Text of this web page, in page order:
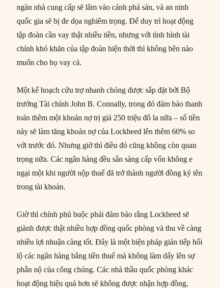
ngàn nhà cung cấp sẽ lâm vào cảnh phá sản, và an ninh
quốc gia sẽ bị đe dọa nghiêm trọng. Để duy trì hoạt động
tập đoàn cần vay thật nhiều tiền, nhưng với tình hình tài
chính khó khăn của tập đoàn hiện thời thì không bên nào
muốn cho họ vay cả.
Một kế hoạch cứu trợ nhanh chóng được sắp đặt bởi Bộ
trưởng Tài chính John B. Connally, trong đó đảm bảo thanh
toán thêm một khoản nợ trị giá 250 triệu đô la nữa – số tiền
này sẽ làm tăng khoản nợ của Lockheed lên thêm 60% so
với trước đó. Nhưng giờ thì điều đó cũng không còn quan
trọng nữa. Các ngân hàng đều sẵn sàng cấp vốn không e
ngại một khi người nộp thuế đã trở thành người đồng ký tên
trong tài khoản.
Giờ thì chính phủ buộc phải đảm bảo rằng Lockheed sẽ
giành được thật nhiều hợp đồng quốc phòng và thu về càng
nhiều lợi nhuận càng tốt. Đây là một biện pháp gián tiếp hối
lộ các ngân hàng bằng tiền thuế mà không làm dấy lên sự
phẫn nộ của công chúng. Các nhà thầu quốc phòng khác
hoạt động hiệu quả hơn sẽ không được nhận hợp đồng,